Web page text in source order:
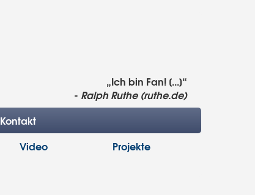
„Ich bin Fan! [...]“
- Ralph Ruthe (ruthe.de)
Kontakt
Video Projekte